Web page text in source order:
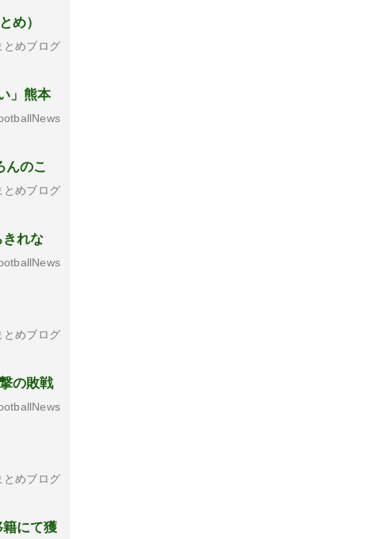
め）
めブログ
」熊本
んのこ
めブログ
れな
めブログ
の敗戦
めブログ
にて獲